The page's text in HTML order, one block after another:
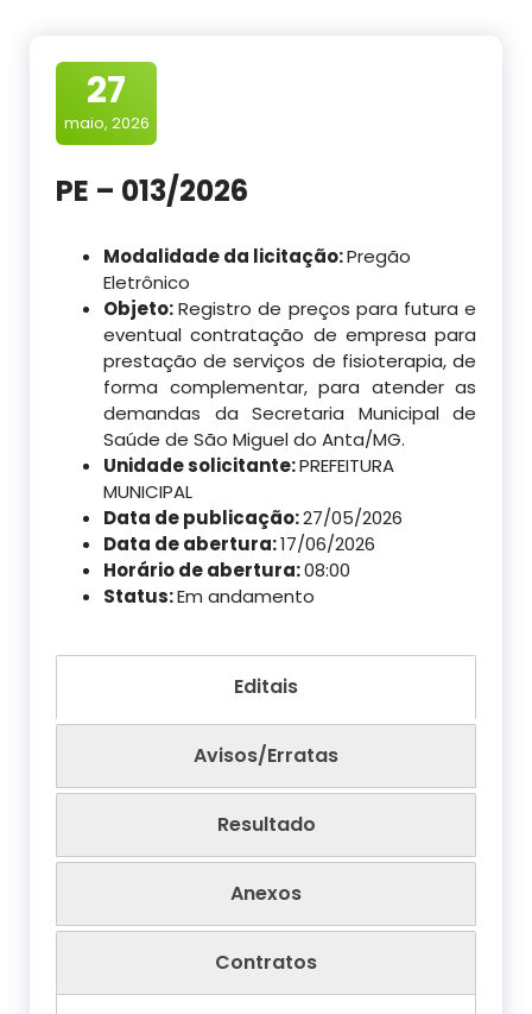
27
maio, 2026
PE – 013/2026
Modalidade da licitação:Pregão
Eletrônico
Objeto:Registro de preços para futura e
eventual contratação de empresa para
prestação de serviços de fisioterapia, de
forma complementar, para atender as
demandas da Secretaria Municipal de
Saúde de São Miguel do Anta/MG.
Unidade solicitante:PREFEITURA
MUNICIPAL
Data de publicação:27/05/2026
Data de abertura:17/06/2026
Horário de abertura:08:00
Status:Em andamento
Editais
Avisos/Erratas
Resultado
Anexos
Contratos